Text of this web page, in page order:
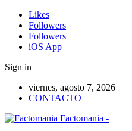
Likes
Followers
Followers
iOS App
Sign in
viernes, agosto 7, 2026
CONTACTO
Factomania -